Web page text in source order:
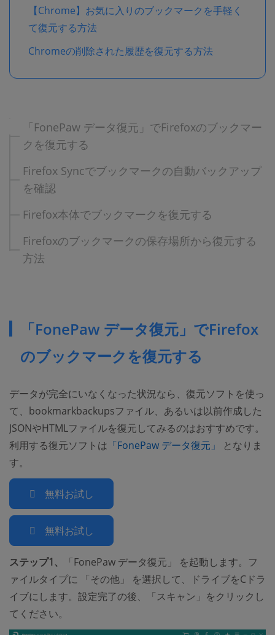
【Chrome】お気に入りのブックマークを手軽く
て復元する方法
Chromeの削除された履歴を復元する方法
「FonePaw データ復元」でFirefoxのブックマー
クを復元する
Firefox Syncでブックマークの自動バックアップ
を確認
Firefox本体でブックマークを復元する
Firefoxのブックマークの保存場所から復元する
方法
「FonePaw データ復元」でFirefox
のブックマークを復元する
データが完全にいなくなった状況なら、復元ソフトを使っ
て、bookmarkbackupsファイル、あるいは以前作成した
JSONやHTMLファイルを復元してみるのはおすすめです。
利用する復元ソフトは 「FonePaw データ復元」 (opens
となりま
す。
無料お試し
無料お試し
ステップ1、
「FonePaw データ復元」 を起動します。フ
ァイルタイプに 「その他」 を選択して、ドライブをCドラ
イブにします。設定完了の後、「スキャン」をクリックし
てください。